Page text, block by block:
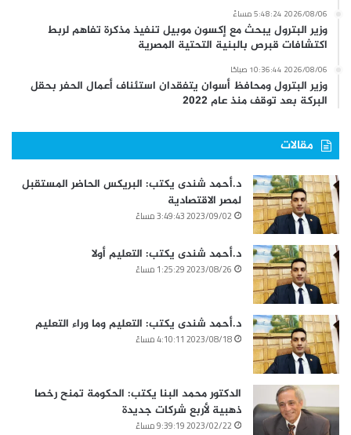
2026/08/06 5:48:24 مساءً
وزير البترول يبحث مع إكسون موبيل تنفيذ مذكرة تفاهم لربط
اكتشافات قبرص بالبنية التحتية المصرية
2026/08/06 10:36:44 صباحًا
وزير البترول ومحافظ أسوان يتفقدان استئناف أعمال الحفر بحقل
البركة بعد توقف منذ عام 2022
مقالات
د.أحمد شندى يكتب: البريكس الحاضر المستقبل
لمصر الاقتصادية
2023/09/02 3:49:43 مساءً
د.أحمد شندى يكتب: التعليم أولا
2023/08/26 1:25:29 مساءً
د.أحمد شندى يكتب: التعليم وما وراء التعليم
2023/08/18 4:10:11 مساءً
الدكتور محمد البنا يكتب: الحكومة تمنح رخصا
ذهبية لأربع شركات جديدة
2023/02/22 9:39:19 مساءً